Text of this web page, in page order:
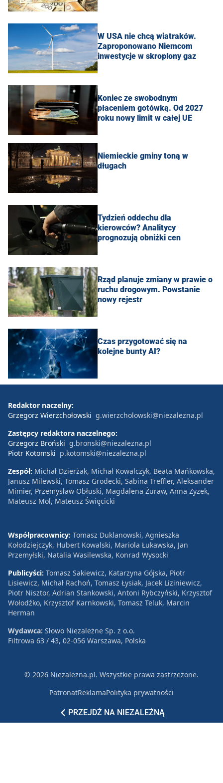
W USA nie chcą wiatraków.
Zaproponowano Niemcom
inwestycje w skroplony gaz
Koniec ze swobodnym
płaceniem gotówką. Od 2027
roku nowy limit w całej UE
Niemieckie gminy toną w
długach
Tydzień oddechu dla
kierowców? Analitycy
prognozują obniżki cen
Rząd planuje zmiany w prawie o
ruchu drogowym. Powstanie
nowy rejestr
Czas przygotować się na
kolejne bunty AI?
PRZEJDŹ NA NIEZALEŻNĄ
Redaktor naczelny:
Grzegorz Wierzchołowski g.wierzcholowski@niezalezna.pl
Zastępcy redaktora naczelnego:
Grzegorz Broński g.bronski@niezalezna.pl
Piotr Kotomski p.kotomski@niezalezna.pl
Zespół: Michał Dzierżak, Michał Kowalczyk, Beata Mańkowska,
Janusz Milewski, Tomasz Grodecki, Sabina Treffler, Aleksander
Mimier, Przemysław Obłuski, Magdalena Żuraw, Anna Zyzek,
Mateusz Mol, Mateusz Święcicki
Współpracownicy: Tomasz Duklanowski, Agnieszka
Kołodziejczyk, Hubert Kowalski, Mariola Łukawska, Jan
Przemyłski, Natalia Wasilewska, Konrad Wysocki
Publicyści: Tomasz Sakiewicz, Katarzyna Gójska, Piotr
Lisiewicz, Michał Rachoń, Tomasz Łysiak, Jacek Liziniewicz,
Piotr Nisztor, Adrian Stankowski, Antoni Rybczyński, Krzysztof
Wołodźko, Krzysztof Karnkowski, Tomasz Teluk, Marcin
Herman
Wydawca: Słowo Niezależne Sp. z o.o.
Filtrowa 63 / 43, 02-056 Warszawa, Polska
© 2026 Niezależna.pl. Wszystkie prawa zastrzeżone.
PatronatReklamaPolityka prywatności